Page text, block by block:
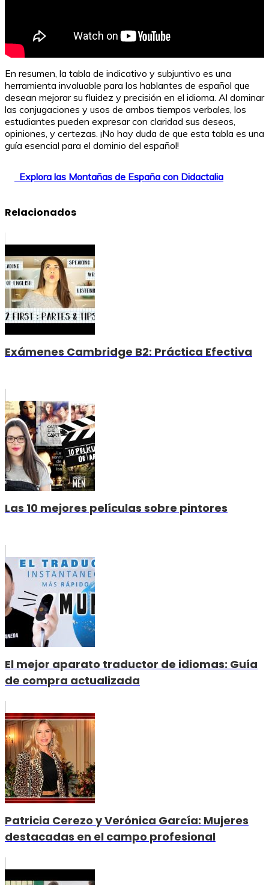
En resumen, la tabla de indicativo y subjuntivo es una
herramienta invaluable para los hablantes de español que
desean mejorar su fluidez y precisión en el idioma. Al dominar
las conjugaciones y usos de ambos tiempos verbales, los
estudiantes pueden expresar con claridad sus deseos,
opiniones, y certezas. ¡No hay duda de que esta tabla es una
guía esencial para el dominio del español!
Explora las Montañas de España con Didactalia
Relacionados
Exámenes Cambridge B2: Práctica Efectiva
Las 10 mejores películas sobre pintores
El mejor aparato traductor de idiomas: Guía
de compra actualizada
Patricia Cerezo y Verónica García: Mujeres
destacadas en el campo profesional